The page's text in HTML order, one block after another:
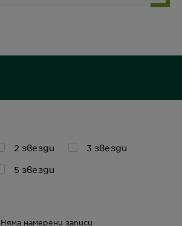
2 звезди
3 звезди
5 звезди
Няма намерени записи